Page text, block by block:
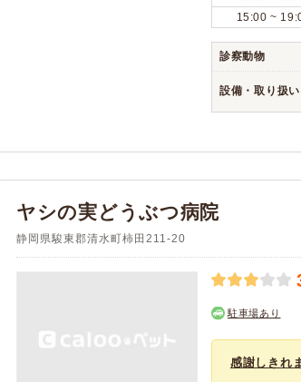
15:00 ~
診察動物
設備・取り扱い
ヤシの実どうぶつ病院
静岡県駿東郡清水町柿田211-20
駐車場あり
感謝しきれ